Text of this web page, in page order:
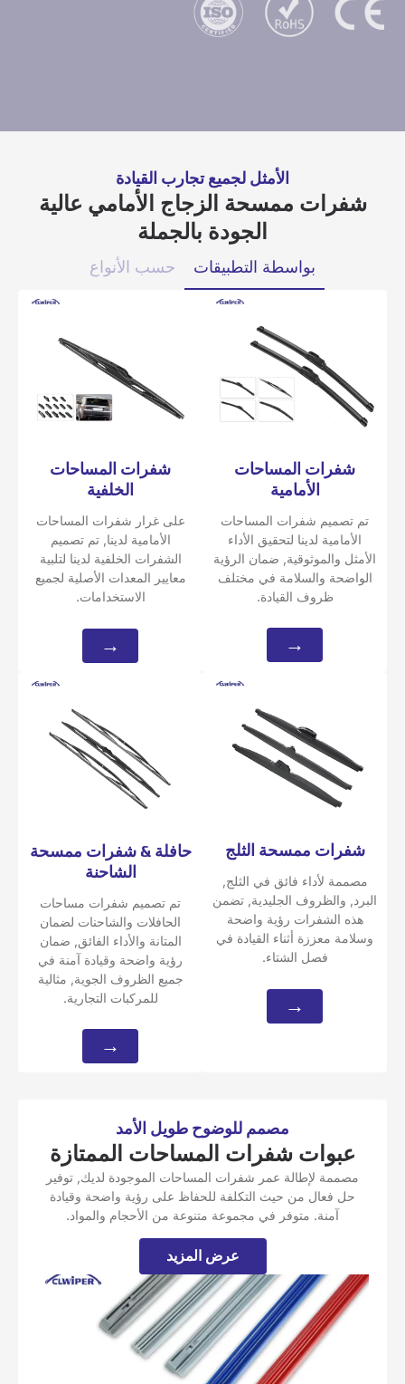
الأمثل لجميع تجارب القيادة
شفرات ممسحة الزجاج الأمامي عالية
الجودة بالجملة
بواسطة التطبيقات حسب الأنواع
شفرات المساحات
الأمامية
تم تصميم شفرات المساحات
الأمامية لدينا لتحقيق الأداء
الأمثل والموثوقية, ضمان الرؤية
الواضحة والسلامة في مختلف
ظروف القيادة.
→
شفرات المساحات
الخلفية
على غرار شفرات المساحات
الأمامية لدينا, تم تصميم
الشفرات الخلفية لدينا لتلبية
معايير المعدات الأصلية لجميع
الاستخدامات.
→
شفرات ممسحة الثلج
مصممة لأداء فائق في الثلج,
البرد, والظروف الجليدية, تضمن
هذه الشفرات رؤية واضحة
وسلامة معززة أثناء القيادة في
فصل الشتاء.
→
حافلة & شفرات ممسحة
الشاحنة
تم تصميم شفرات مساحات
الحافلات والشاحنات لضمان
المتانة والأداء الفائق, ضمان
رؤية واضحة وقيادة آمنة في
جميع الظروف الجوية, مثالية
للمركبات التجارية.
→
مصمم للوضوح طويل الأمد
عبوات شفرات المساحات الممتازة
مصممة لإطالة عمر شفرات المساحات الموجودة لديك, توفير
حل فعال من حيث التكلفة للحفاظ على رؤية واضحة وقيادة
آمنة. متوفر في مجموعة متنوعة من الأحجام والمواد.
عرض المزيد